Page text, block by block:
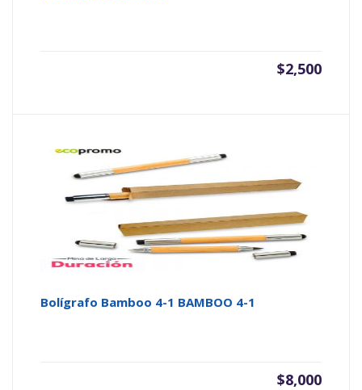
$2,500
Bolígrafo Bamboo 4-1 BAMBOO 4-1
$8,000